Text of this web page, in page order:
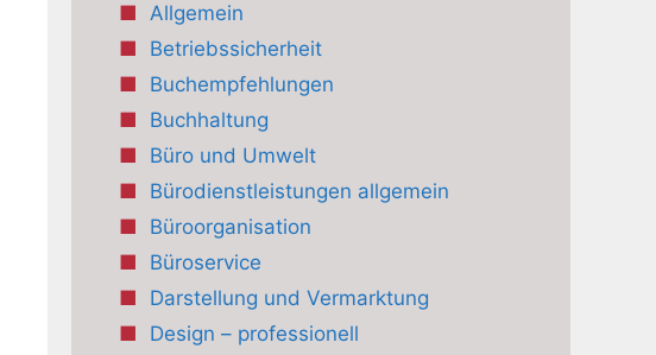
Allgemein
Betriebssicherheit
Buchempfehlungen
Buchhaltung
Büro und Umwelt
Bürodienstleistungen allgemein
Büroorganisation
Büroservice
Darstellung und Vermarktung
Design – professionell